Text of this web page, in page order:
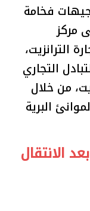
فخامة
مركز
الترانزيت،
التجاري
من خلال
البرية
الانتقال